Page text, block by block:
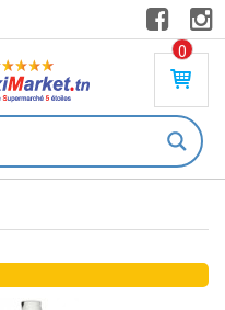
0
PR
DU
IT(
S)
0
DT